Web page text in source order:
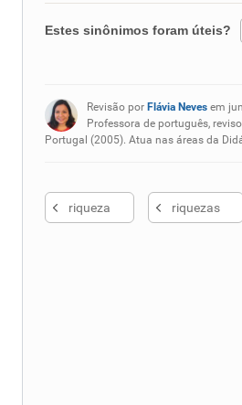
Estes sinônimos foram úteis?
Nenhum dos sinônimos
Revisão por Flávia Nevesem
Professora de português,
Portugal (2005). Atua nas áreas da
riqueza riquezas